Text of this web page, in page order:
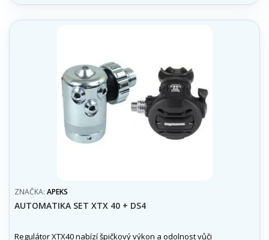
ZNAČKA: APEKS
AUTOMATIKA SET XTX 40 + DS4
Regulátor XTX40 nabízí špičkový výkon a odolnost vůči